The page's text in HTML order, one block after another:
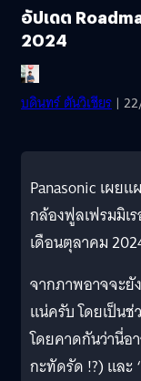
อัปเดต
2024
บดินทร์ ตันวิเชียร |
Panasonic เผยแ
กล้องฟูลเฟรมมิเ
เดือนตุลาคม
จากภาพอาจจะยั
แน่ครับ โดยเป็นช่
โดยคาดกันว่านี่อ
กะทัดรัด !?) และ